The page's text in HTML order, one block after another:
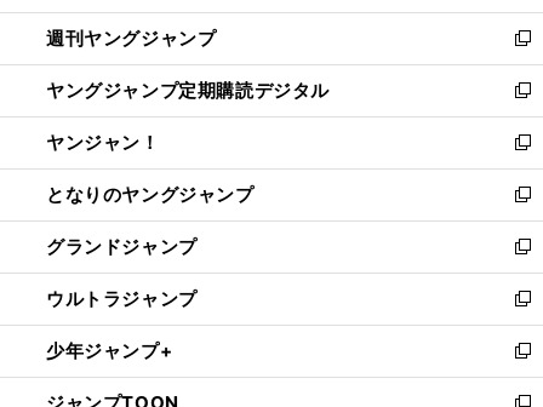
開
く
ウ
で
開
く
ン
ド
ウ
で
開
く
ウ
ィ
ン
ド
ウ
で
開
く
週刊ヤングジャンプ
新
し
い
ウ
ィ
ン
ド
ウ
で
開
く
ヤングジャンプ定期購読デジタル
新
し
い
ウ
ィ
ン
ド
ウ
で
開
く
ヤンジャン！
新
し
い
ウ
ィ
ン
ド
ウ
で
開
く
となりのヤングジャンプ
新
し
い
ウ
ィ
ン
ド
ウ
グランドジャンプ
新
し
い
ウ
ィ
ン
ウルトラジャンプ
新
し
い
ウ
少年ジャンプ+
新
し